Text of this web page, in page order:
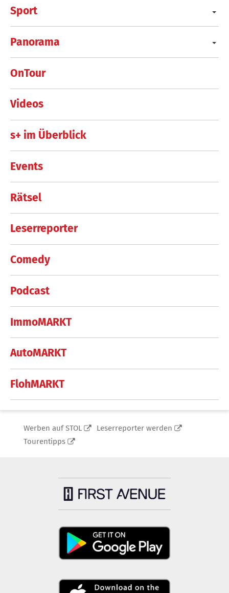
Sport
Panorama
OnTour
Videos
s+ im Überblick
Events
Rätsel
Leserreporter
Comedy
Podcast
ImmoMARKT
AutoMARKT
FlohMARKT
Werben auf STOL
Leserreporter werden
Tourentipps